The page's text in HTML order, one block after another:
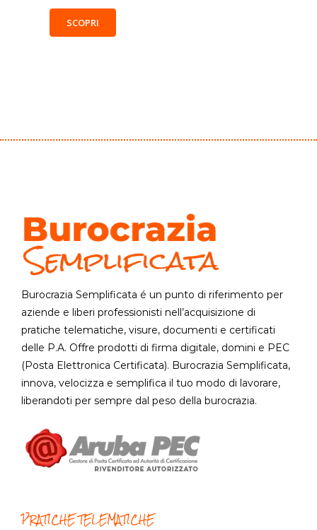
SCOPRI
Burocrazia Semplificata é un punto di riferimento per
aziende e liberi professionisti nell’acquisizione di
pratiche telematiche, visure, documenti e certificati
delle P.A. Offre prodotti di firma digitale, domini e PEC
(Posta Elettronica Certificata). Burocrazia Semplificata,
innova, velocizza e semplifica il tuo modo di lavorare,
liberandoti per sempre dal peso della burocrazia.
PRATICHE TELEMATICHE